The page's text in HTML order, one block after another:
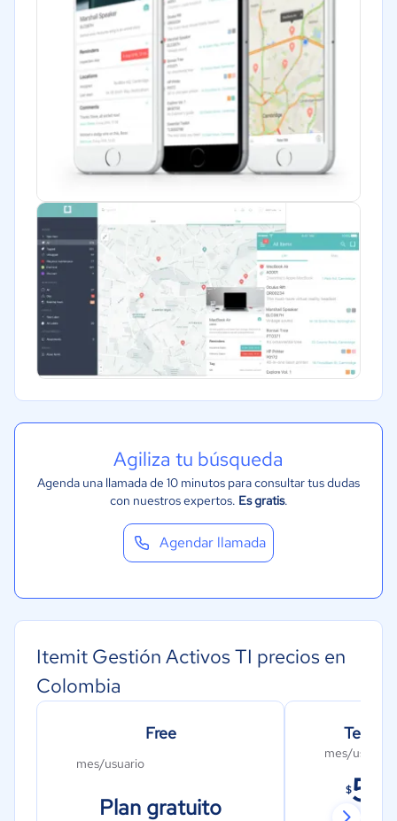
Agiliza tu búsqueda
Agenda una llamada de 10 minutos para consultar tus dudas
con nuestros expertos. Es gratis.
Agendar llamada
Itemit Gestión Activos TI precios en
Colombia
Free
mes/usuario
Plan gratuito
Teams
mes/usuario
$